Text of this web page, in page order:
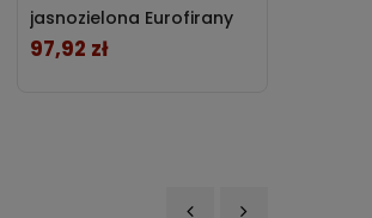
jasnozielona Eurofirany
Cena
97,92 zł